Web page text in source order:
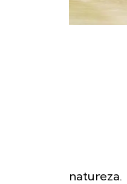
natureza.